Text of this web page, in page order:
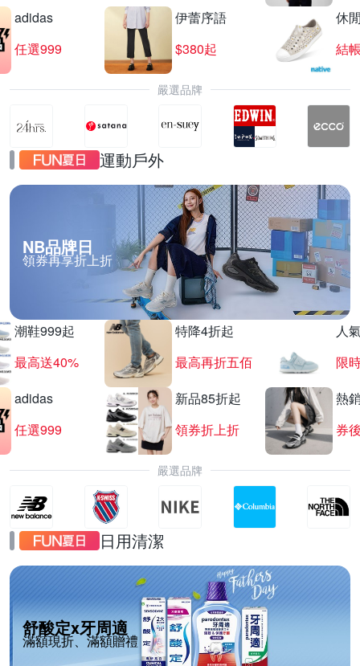
adidas
任選999
伊蕾序語
$380起
休
結
嚴選品牌
運動戶外
NB品牌日
領券再享折上折
潮鞋999起
最高送40%
特降4折起
最高再折五佰
人
限
adidas
任選999
新品85折起
領券折上折
熱
券
嚴選品牌
日用清潔
舒酸定x牙周適
滿額現折、滿額贈禮